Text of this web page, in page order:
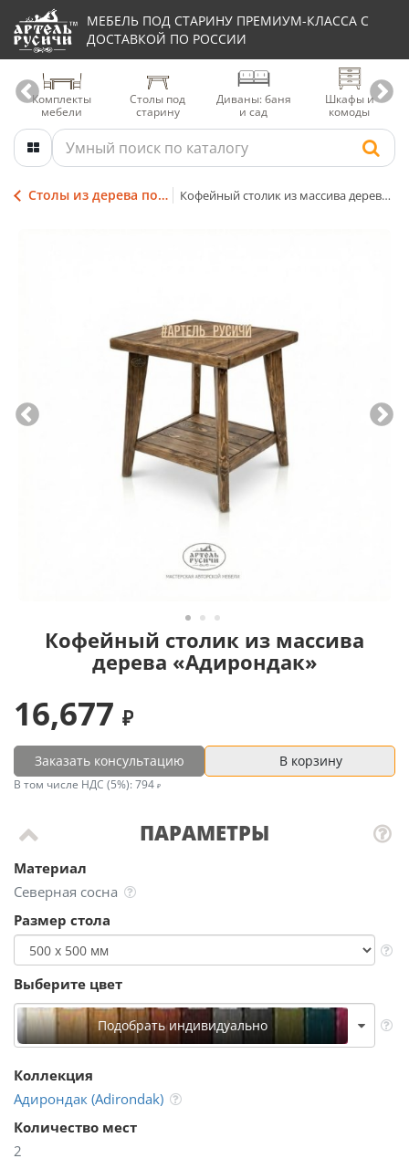
МЕБЕЛЬ ПОД СТАРИНУ ПРЕМИУМ-КЛАССА С
ДОСТАВКОЙ ПО РОССИИ
Комплекты
мебели
Столы под
старину
Диваны: баня
и сад
Шкафы и
комоды
Столы из дерева под старину Кофейный столик из массива дерева «Адирондак»
Кофейный столик из массива
дерева «Адирондак»
ПАРАМЕТРЫ
Материал
Северная сосна
Размер стола
Выберите цвет
Подобрать индивидуально
Коллекция
Адирондак (Adirondak)
Количество мест
2
16,677
Заказать консультацию В корзину
В том числе НДС (5%): 794